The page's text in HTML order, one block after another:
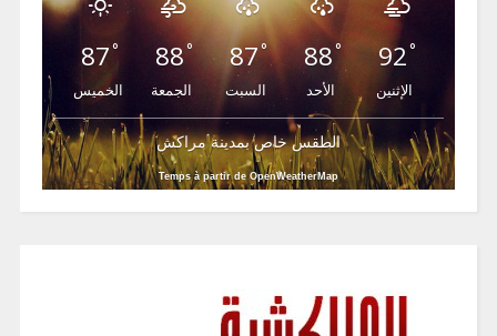
87°
الخميس
88°
الجمعة
87°
السبت
88°
الأحد
92°
الإثنين
الطقس خاص بمدينة مراكش
Temps à partir de OpenWeatherMap